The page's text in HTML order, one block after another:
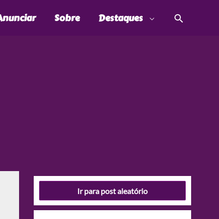
Sobre Destaques
Ir para post aleatório